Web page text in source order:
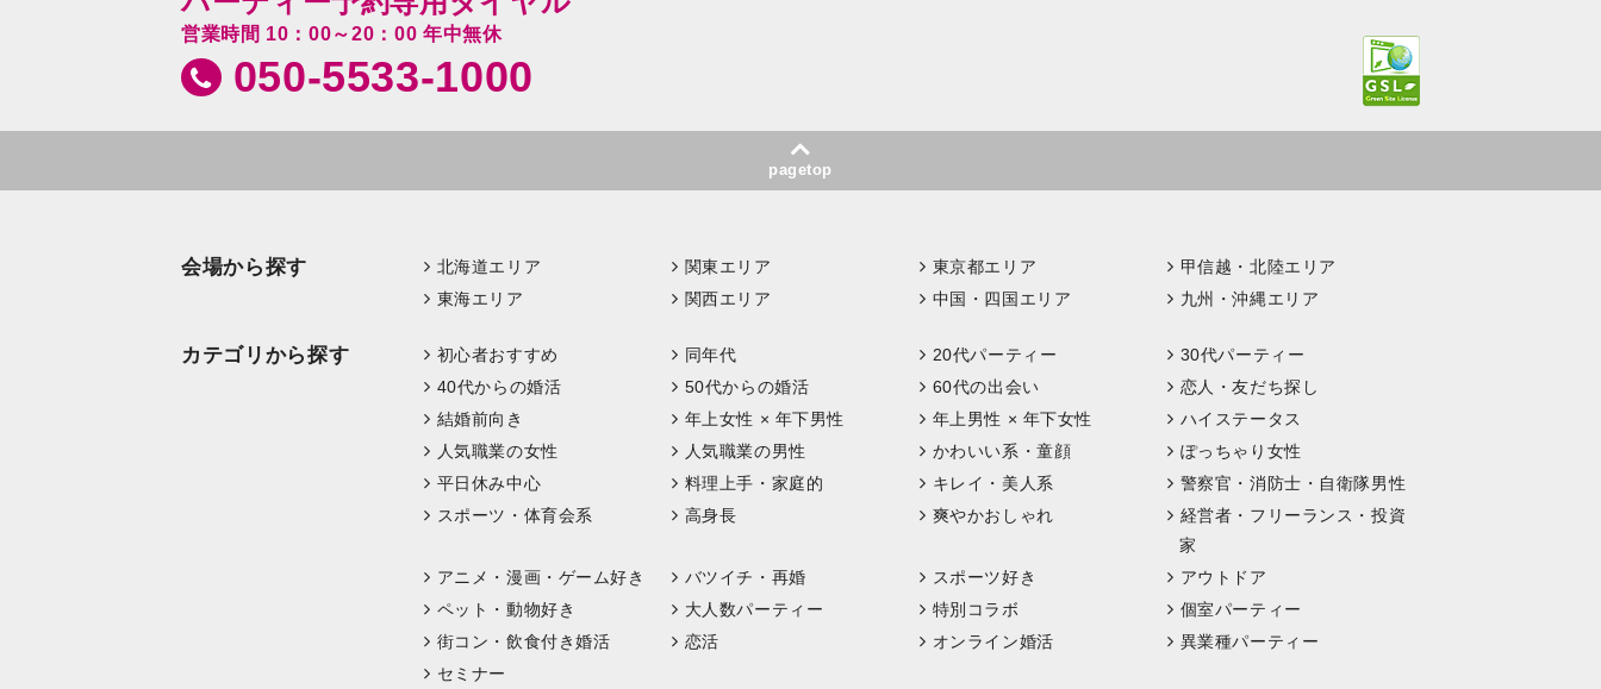
営業時間 10：00～20：00 年中無休
050-5533-1000
pagetop
会場から探す 北海道エリア 関東エリア 東京都エリア
甲信越・北陸エリア
東海エリア
関西エリア 中国・四国エリア 九州・沖縄エリア
カテゴリから探す 初心者おすすめ 同年代 20代パーティー
30代パーティー
40代からの婚活
50代からの婚活 60代の出会い
恋人・友だち探し
結婚前向き
年上女性 × 年下男性 年上男性 × 年下女性
ハイステータス
人気職業の女性
人気職業の男性 かわいい系・童顔
ぽっちゃり女性
平日休み中心
料理上手・家庭的 キレイ・美人系
警察官・消防士・自衛隊男性
スポーツ・体育会系
高身長 爽やかおしゃれ
経営者・フリーランス・投資
家
アニメ・漫画・ゲーム好き
バツイチ・再婚 スポーツ好き
アウトドア
ペット・動物好き
大人数パーティー 特別コラボ
個室パーティー
街コン・飲食付き婚活
恋活 オンライン婚活
異業種パーティー
セミナー